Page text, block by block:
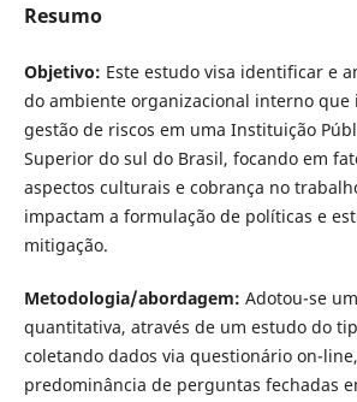
Resumo
Objetivo: Este estudo visa identificar e
do ambiente organizacional interno que
gestão de riscos em uma Instituição
Superior do sul do Brasil, focando em
aspectos culturais e cobrança no
impactam a formulação de políticas e
mitigação.
Metodologia/abordagem: Adotou-se
quantitativa, através de um estudo do
coletando dados via questionário on-
predominância de perguntas fechadas